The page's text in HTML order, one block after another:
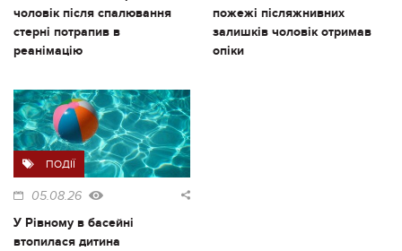
чоловік після спалювання
стерні потрапив в
реанімацію
пожежі післяжнивних
залишків чоловік отримав
опіки
ПОДІЇ
05.08.26
У Рівному в басейні
втопилася дитина